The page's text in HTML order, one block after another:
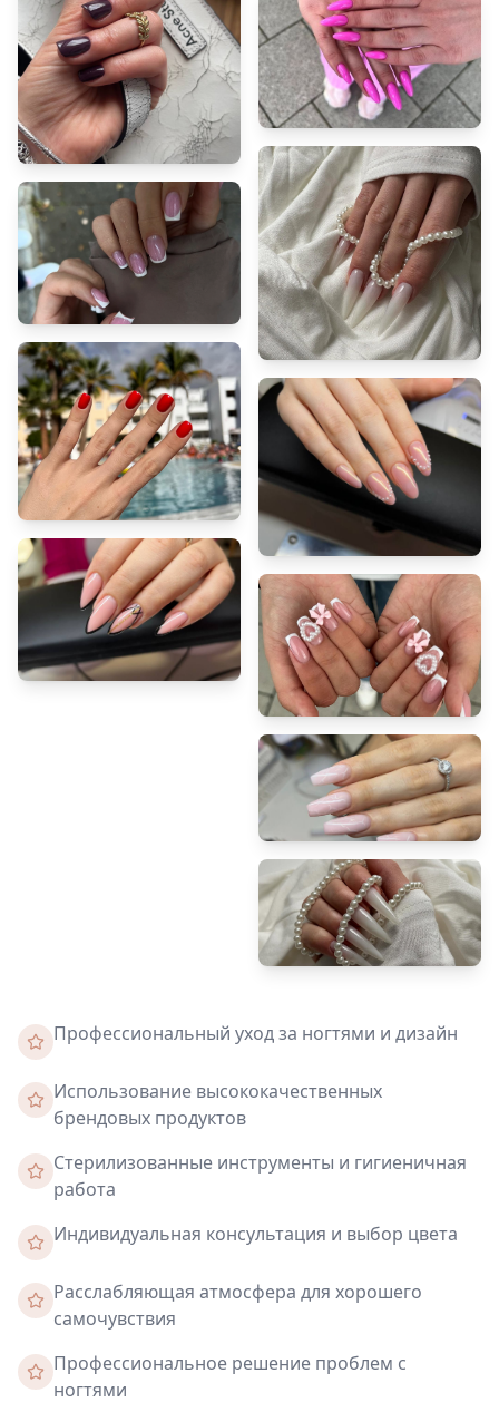
Профессиональный уход за ногтями и дизайн
Использование высококачественных
брендовых продуктов
Стерилизованные инструменты и гигиеничная
работа
Индивидуальная консультация и выбор цвета
Расслабляющая атмосфера для хорошего
самочувствия
Профессиональное решение проблем с
ногтями